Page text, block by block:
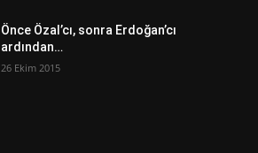
Önce Özal’cı, sonra Erdoğan’cı
ardından…
26 Ekim 2015